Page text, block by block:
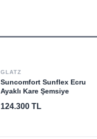
GLATZ
Suncomfort Sunflex Ecru
Ayaklı Kare Şemsiye
124.300 TL